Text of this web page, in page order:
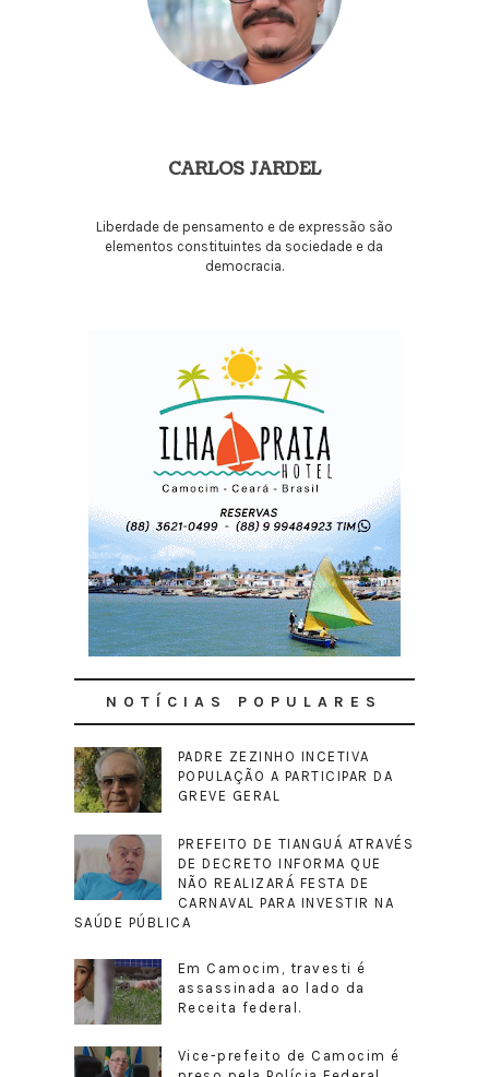
CARLOS JARDEL
Liberdade de pensamento e de expressão são
elementos constituintes da sociedade e da
democracia.
NOTÍCIAS POPULARES
PADRE ZEZINHO INCETIVA
POPULAÇÃO A PARTICIPAR DA
GREVE GERAL
PREFEITO DE TIANGUÁ ATRAVÉS
DE DECRETO INFORMA QUE
NÃO REALIZARÁ FESTA DE
CARNAVAL PARA INVESTIR NA
SAÚDE PÚBLICA
Em Camocim, travesti é
assassinada ao lado da
Receita federal.
Vice-prefeito de Camocim é